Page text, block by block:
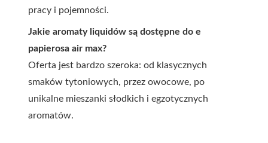
pracy i pojemności.
Jakie aromaty liquidów są dostępne do e
papierosa air max?
Oferta jest bardzo szeroka: od klasycznych
smaków tytoniowych, przez owocowe, po
unikalne mieszanki słodkich i egzotycznych
aromatów.